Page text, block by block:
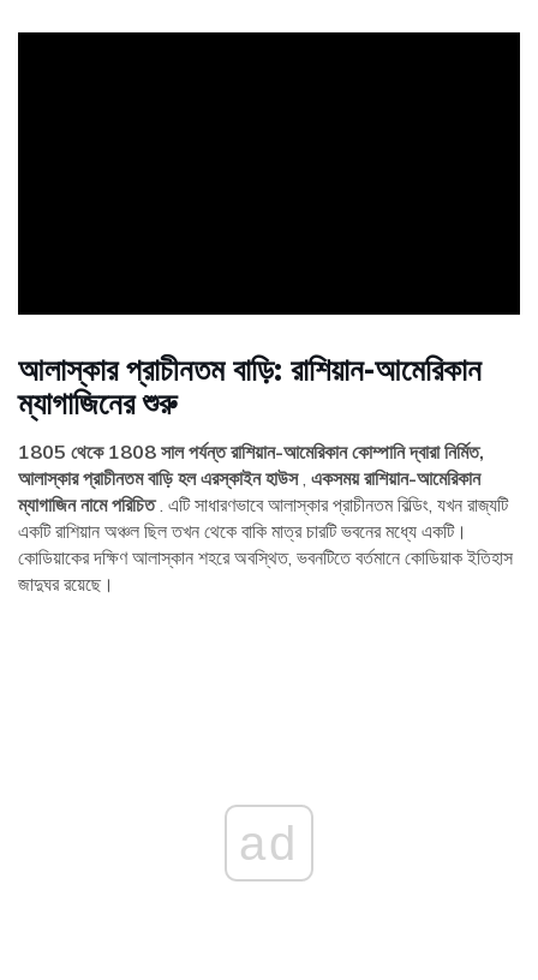
আলাস্কার প্রাচীনতম বাড়ি: রাশিয়ান-আমেরিকান
ম্যাগাজিনের শুরু
1805 থেকে 1808 সাল পর্যন্ত রাশিয়ান-আমেরিকান কোম্পানি দ্বারা নির্মিত,
আলাস্কার প্রাচীনতম বাড়ি হল এরস্কাইন হাউস, একসময় রাশিয়ান-আমেরিকান
ম্যাগাজিন নামে পরিচিত. এটি সাধারণভাবে আলাস্কার প্রাচীনতম বিল্ডিং, যখন রাজ্যটি
একটি রাশিয়ান অঞ্চল ছিল তখন থেকে বাকি মাত্র চারটি ভবনের মধ্যে একটি।
কোডিয়াকের দক্ষিণ আলাস্কান শহরে অবস্থিত, ভবনটিতে বর্তমানে কোডিয়াক ইতিহাস
জাদুঘর রয়েছে।
ad